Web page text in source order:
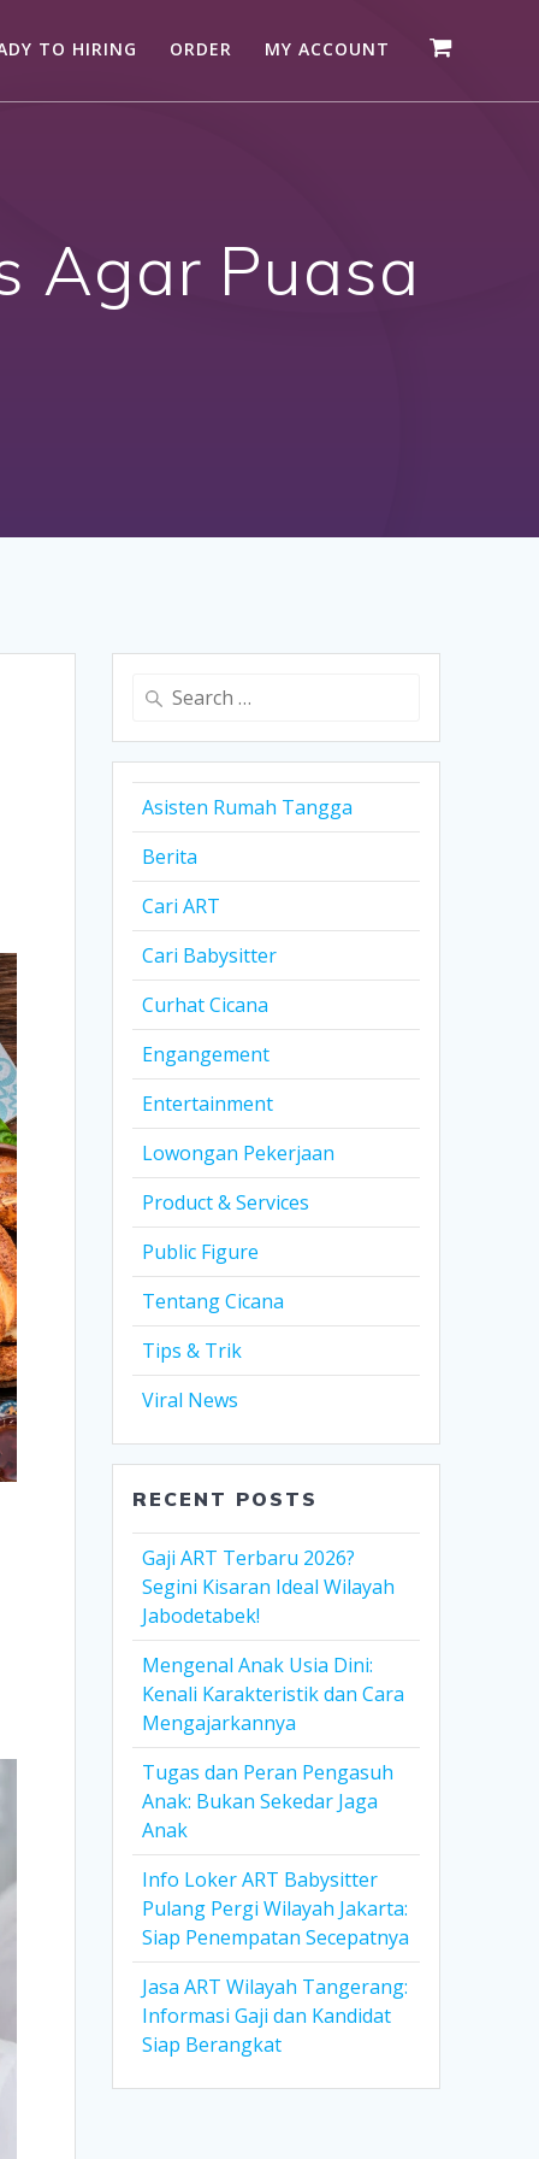
TO HIRING ORDER MY ACCOUNT
Agar Puasa
Search
Asisten Rumah Tangga
Berita
Cari ART
Cari Babysitter
Curhat Cicana
Engangement
Entertainment
Lowongan Pekerjaan
Product & Services
Public Figure
Tentang Cicana
Tips & Trik
Viral News
RECENT POSTS
Gaji ART Terbaru 2026?
Segini Kisaran Ideal Wilayah
Jabodetabek!
Mengenal Anak Usia Dini:
Kenali Karakteristik dan Cara
Mengajarkannya
Tugas dan Peran Pengasuh
Anak: Bukan Sekedar Jaga
Anak
Info Loker ART Babysitter
Pulang Pergi Wilayah Jakarta:
Siap Penempatan Secepatnya
Jasa ART Wilayah Tangerang:
Informasi Gaji dan Kandidat
Siap Berangkat